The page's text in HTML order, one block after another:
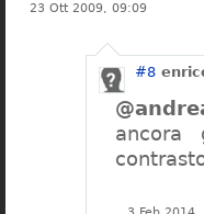
23 Ott 2009, 09:09
#8
ancora